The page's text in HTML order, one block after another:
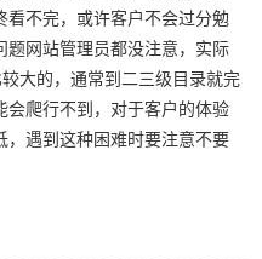
不完，或许客户不会过分勉
网站管理员都没注意，实际
大的，通常到二三级目录就完
爬行不到，对于客户的体验
遇到这种困难时要注意不要